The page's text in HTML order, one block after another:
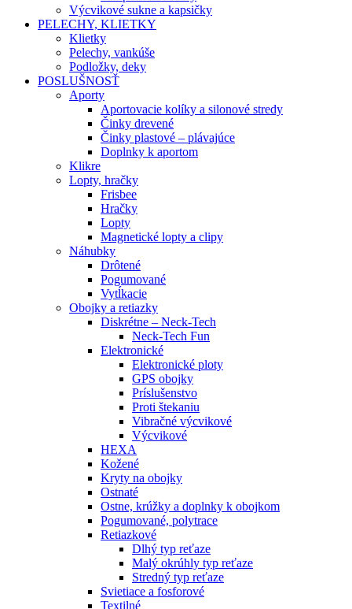
Výcvikové sukne a kapsičky
PELECHY, KLIETKY
Klietky
Pelechy, vankúše
Podložky, deky
POSLUŠNOSŤ
Aporty
Aportovacie kolíky a silonové stredy
Činky drevené
Činky plastové – plávajúce
Doplnky k aportom
Klikre
Lopty, hračky
Frisbee
Hračky
Lopty
Magnetické lopty a clipy
Náhubky
Drôtené
Pogumované
Vytĺkacie
Obojky a retiazky
Diskrétne – Neck-Tech
Neck-Tech Fun
Elektronické
Elektronické ploty
GPS obojky
Príslušenstvo
Proti štekaniu
Vibračné výcvikové
Výcvikové
HEXA
Kožené
Kryty na obojky
Ostnaté
Ostne, krúžky a doplnky k obojkom
Pogumované, polytrace
Retiazkové
Dlhý typ reťaze
Malý okrúhly typ reťaze
Stredný typ reťaze
Svietiace a fosforové
Textilné